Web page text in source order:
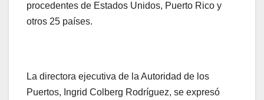
procedentes de Estados Unidos, Puerto Rico y
otros 25 países.
La directora ejecutiva de la Autoridad de los
Puertos, Ingrid Colberg Rodríguez, se expresó